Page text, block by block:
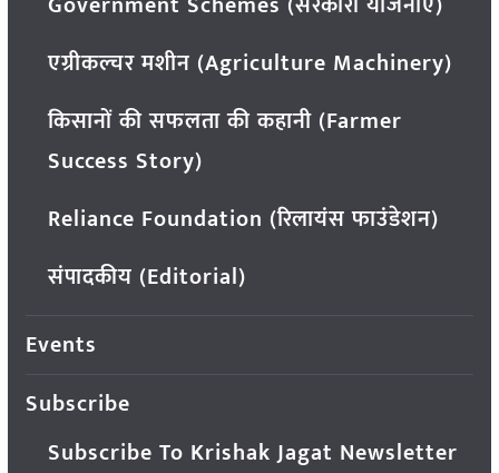
एग्रीकल्चर मशीन (Agriculture Machinery)
किसानों की सफलता की कहानी (Farmer
Success Story)
Reliance Foundation (रिलायंस फाउंडेशन)
संपादकीय (Editorial)
Events
Subscribe
Subscribe To Krishak Jagat Newsletter